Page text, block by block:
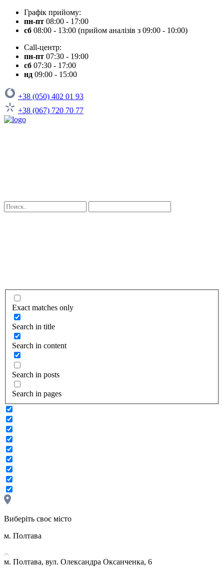
Графік прийому:
пн-пт 08:00 - 17:00
сб 08:00 - 13:00 (прийом аналізів з 09:00 - 10:00)
Call-центр:
пн-пт 07:30 - 19:00
сб 07:30 - 17:00
нд 09:00 - 15:00
+38 (050) 402 01 93
+38 (067) 720 70 77
Exact matches only
Search in title
Search in content
Search in posts
Search in pages
Виберіть своє місто
м. Полтава
м. Полтава, вул. Олександра Оксанченка, 6